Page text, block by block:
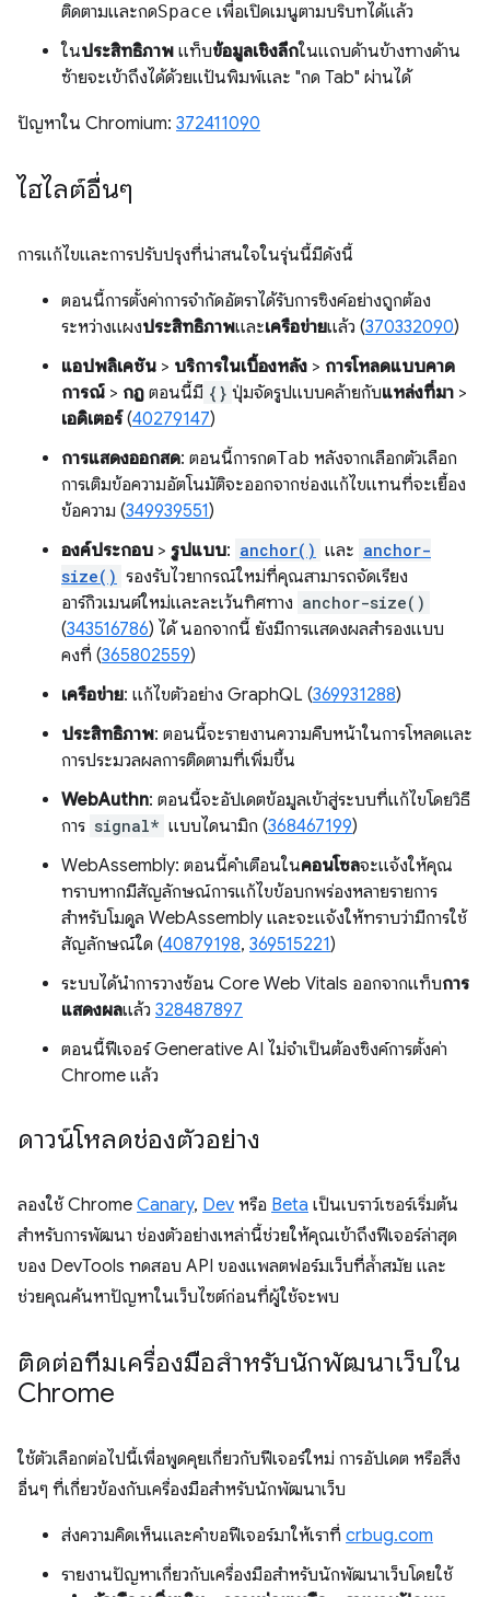
ติดตามและกดSpace เพื่อเปิดเมนูตามบริบทได้แล้ว
ในประสิทธิภาพ แท็บข้อมูลเชิงลึกในแถบด้านข้างทางด้าน
ซ้ายจะเข้าถึงได้ด้วยแป้นพิมพ์และ "กด Tab" ผ่านได้
ปัญหาใน Chromium: 372411090
ไฮไลต์อื่นๆ
การแก้ไขและการปรับปรุงที่น่าสนใจในรุ่นนี้มีดังนี้
ตอนนี้การตั้งค่าการจำกัดอัตราได้รับการซิงค์อย่างถูกต้อง
ระหว่างแผงประสิทธิภาพและเครือข่ายแล้ว (370332090)
แอปพลิเคชัน > บริการในเบื้องหลัง > การโหลดแบบคาด
การณ์ > กฎ ตอนนี้มี {} ปุ่มจัดรูปแบบคล้ายกับแหล่งที่มา >
เอดิเตอร์(40279147)
การแสดงออกสด: ตอนนี้การกดTab หลังจากเลือกตัวเลือก
การเติมข้อความอัตโนมัติจะออกจากช่องแก้ไขแทนที่จะเยื้อง
ข้อความ (349939551)
องค์ประกอบ > รูปแบบ: anchor() และ anchor-
size() รองรับไวยากรณ์ใหม่ที่คุณสามารถจัดเรียง
อาร์กิวเมนต์ใหม่และละเว้นทิศทาง anchor-size()
(343516786) ได้ นอกจากนี้ ยังมีการแสดงผลสำรองแบบ
คงที่ (365802559)
เครือข่าย: แก้ไขตัวอย่าง GraphQL (369931288)
ประสิทธิภาพ: ตอนนี้จะรายงานความคืบหน้าในการโหลดและ
การประมวลผลการติดตามที่เพิ่มขึ้น
WebAuthn: ตอนนี้จะอัปเดตข้อมูลเข้าสู่ระบบที่แก้ไขโดยวิธี
การ signal* แบบไดนามิก (368467199)
WebAssembly: ตอนนี้คำเตือนในคอนโซลจะแจ้งให้คุณ
ทราบหากมีสัญลักษณ์การแก้ไขข้อบกพร่องหลายรายการ
สำหรับโมดูล WebAssembly และจะแจ้งให้ทราบว่ามีการใช้
สัญลักษณ์ใด (40879198, 369515221)
ระบบได้นำการวางซ้อน Core Web Vitals ออกจากแท็บการ
แสดงผลแล้ว 328487897
ตอนนี้ฟีเจอร์ Generative AI ไม่จำเป็นต้องซิงค์การตั้งค่า
Chrome แล้ว
ดาวน์โหลดช่องตัวอย่าง
ลองใช้ Chrome Canary, Dev หรือ Beta เป็นเบราว์เซอร์เริ่มต้น
สำหรับการพัฒนา ช่องตัวอย่างเหล่านี้ช่วยให้คุณเข้าถึงฟีเจอร์ล่าสุด
ของ DevTools ทดสอบ API ของแพลตฟอร์มเว็บที่ล้ำสมัย และ
ช่วยคุณค้นหาปัญหาในเว็บไซต์ก่อนที่ผู้ใช้จะพบ
ติดต่อทีมเครื่องมือสำหรับนักพัฒนาเว็บใน
Chrome
ใช้ตัวเลือกต่อไปนี้เพื่อพูดคุยเกี่ยวกับฟีเจอร์ใหม่ การอัปเดต หรือสิ่ง
อื่นๆ ที่เกี่ยวข้องกับเครื่องมือสำหรับนักพัฒนาเว็บ
ส่งความคิดเห็นและคำขอฟีเจอร์มาให้เราที่ crbug.com
รายงานปัญหาเกี่ยวกับเครื่องมือสำหรับนักพัฒนาเว็บโดยใช้